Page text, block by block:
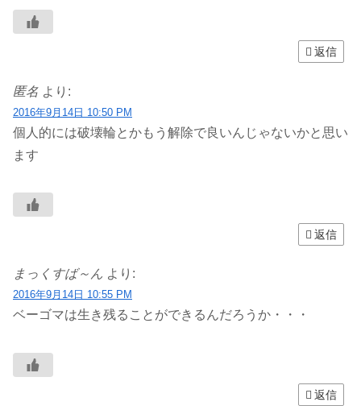
返信
匿名 より:
2016年9月14日 10:50 PM
個人的には破壊輪とかもう解除で良いんじゃないかと思い
ます
返信
まっくすば～ん より:
2016年9月14日 10:55 PM
ベーゴマは生き残ることができるんだろうか・・・
返信